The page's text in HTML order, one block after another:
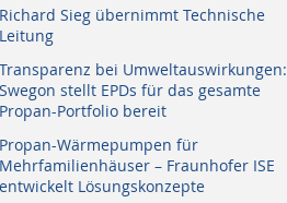
Richard Sieg übernimmt Technische
Leitung
Transparenz bei Umweltauswirkungen:
Swegon stellt EPDs für das gesamte
Propan-Portfolio bereit
Propan-Wärmepumpen für
Mehrfamilienhäuser – Fraunhofer ISE
entwickelt Lösungskonzepte